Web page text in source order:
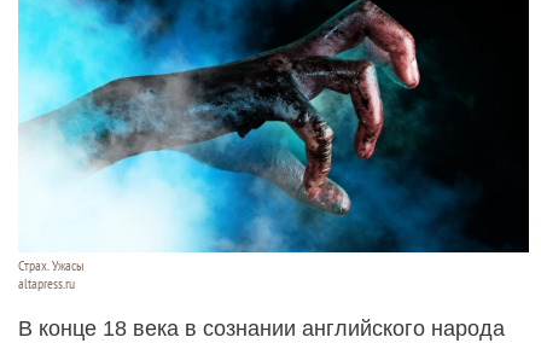
Страх. Ужасы
altapress.ru
В конце 18 века в сознании английского народа